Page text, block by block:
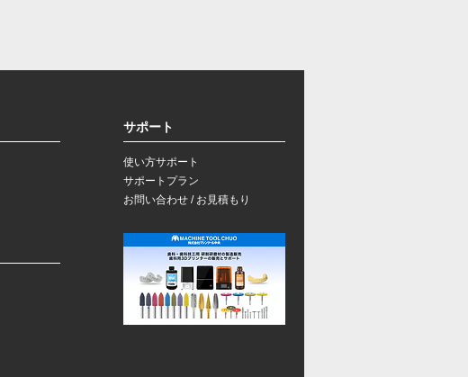
サポート
使い方サポート
​サポートプラン
お問い合わせ / お見積もり